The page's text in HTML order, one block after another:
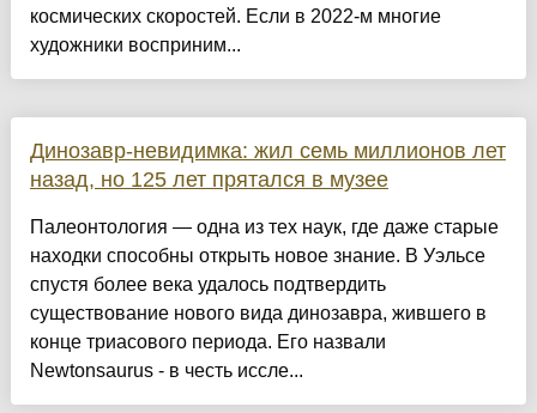
космических скоростей. Если в 2022-м многие
художники восприним...
Динозавр-невидимка: жил семь миллионов лет
назад, но 125 лет прятался в музее
Палеонтология — одна из тех наук, где даже старые
находки способны открыть новое знание. В Уэльсе
спустя более века удалось подтвердить
существование нового вида динозавра, жившего в
конце триасового периода. Его назвали
Newtonsaurus - в честь иссле...